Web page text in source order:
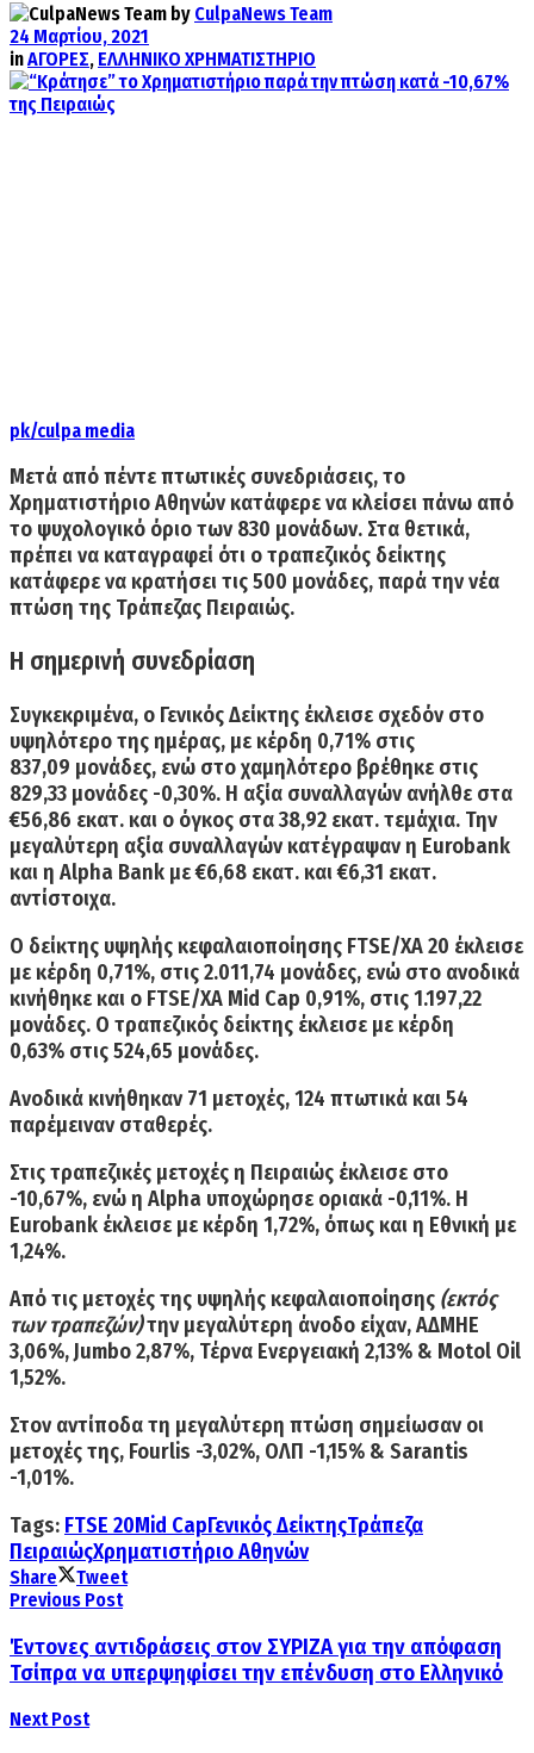
by CulpaNews Team
24 Μαρτίου, 2021
inΑΓΟΡΕΣ, ΕΛΛΗΝΙΚΟ ΧΡΗΜΑΤΙΣΤΗΡΙΟ
pk/culpa media
Μετά από πέντε πτωτικές συνεδριάσεις, το
Χρηματιστήριο Αθηνών κατάφερε να κλείσει πάνω από
το ψυχολογικό όριο των 830 μονάδων. Στα θετικά,
πρέπει να καταγραφεί ότι ο τραπεζικός δείκτης
κατάφερε να κρατήσει τις 500 μονάδες, παρά την νέα
πτώση της Τράπεζας Πειραιώς.
Η σημερινή συνεδρίαση
Συγκεκριμένα, ο Γενικός Δείκτης έκλεισε σχεδόν στο
υψηλότερο της ημέρας, μεκέρδη 0,71% στις
837,09 μονάδες, ενώ στο χαμηλότερο βρέθηκε στις
829,33 μονάδες -0,30%. Η αξία συναλλαγών ανήλθε στα
€56,86 εκατ. και ο όγκος στα 38,92 εκατ.τεμάχια. Την
μεγαλύτερη αξία συναλλαγών κατέγραψαν η Eurobank
και η Alpha Bank με €6,68 εκατ. και €6,31 εκατ.
αντίστοιχα.
Ο δείκτης υψηλής κεφαλαιοποίησης FTSE/XA 20 έκλεισε
με κέρδη 0,71%, στις 2.011,74 μονάδες, ενώ στο ανοδικά
κινήθηκε και ο FTSE/XA Mid Cap 0,91%, στις 1.197,22
μονάδες. Ο τραπεζικός δείκτης έκλεισε με κέρδη
0,63% στις 524,65 μονάδες.
Ανοδικά κινήθηκαν 71 μετοχές, 124 πτωτικά και 54
παρέμειναν σταθερές.
Στις τραπεζικές μετοχές η Πειραιώς έκλεισε στο
-10,67%, ενώ η Alpha υποχώρησε οριακά -0,11%. Η
Eurobank έκλεισε με κέρδη 1,72%, όπως και η Εθνική με
1,24%.
Από τις μετοχές της υψηλής κεφαλαιοποίησης (εκτός
των τραπεζών)την μεγαλύτερη άνοδο είχαν, ΑΔΜΗΕ
3,06%, Jumbo 2,87%, Τέρνα Ενεργειακή 2,13% & Motol Oil
1,52%.
Στον αντίποδα τη μεγαλύτερη πτώση σημείωσαν οι
μετοχές της, Fourlis -3,02%, ΟΛΠ -1,15% & Sarantis
-1,01%.
Tags: FTSE 20Mid CapΓενικός ΔείκτηςΤράπεζα
ΠειραιώςΧρηματιστήριο Αθηνών
Share
Tweet
Previous Post
Έντονες αντιδράσεις στον ΣΥΡΙΖΑ για την απόφαση
Τσίπρα να υπερψηφίσει την επένδυση στο Ελληνικό
Next Post